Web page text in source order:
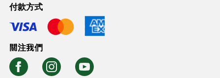
付款方式
關注我們